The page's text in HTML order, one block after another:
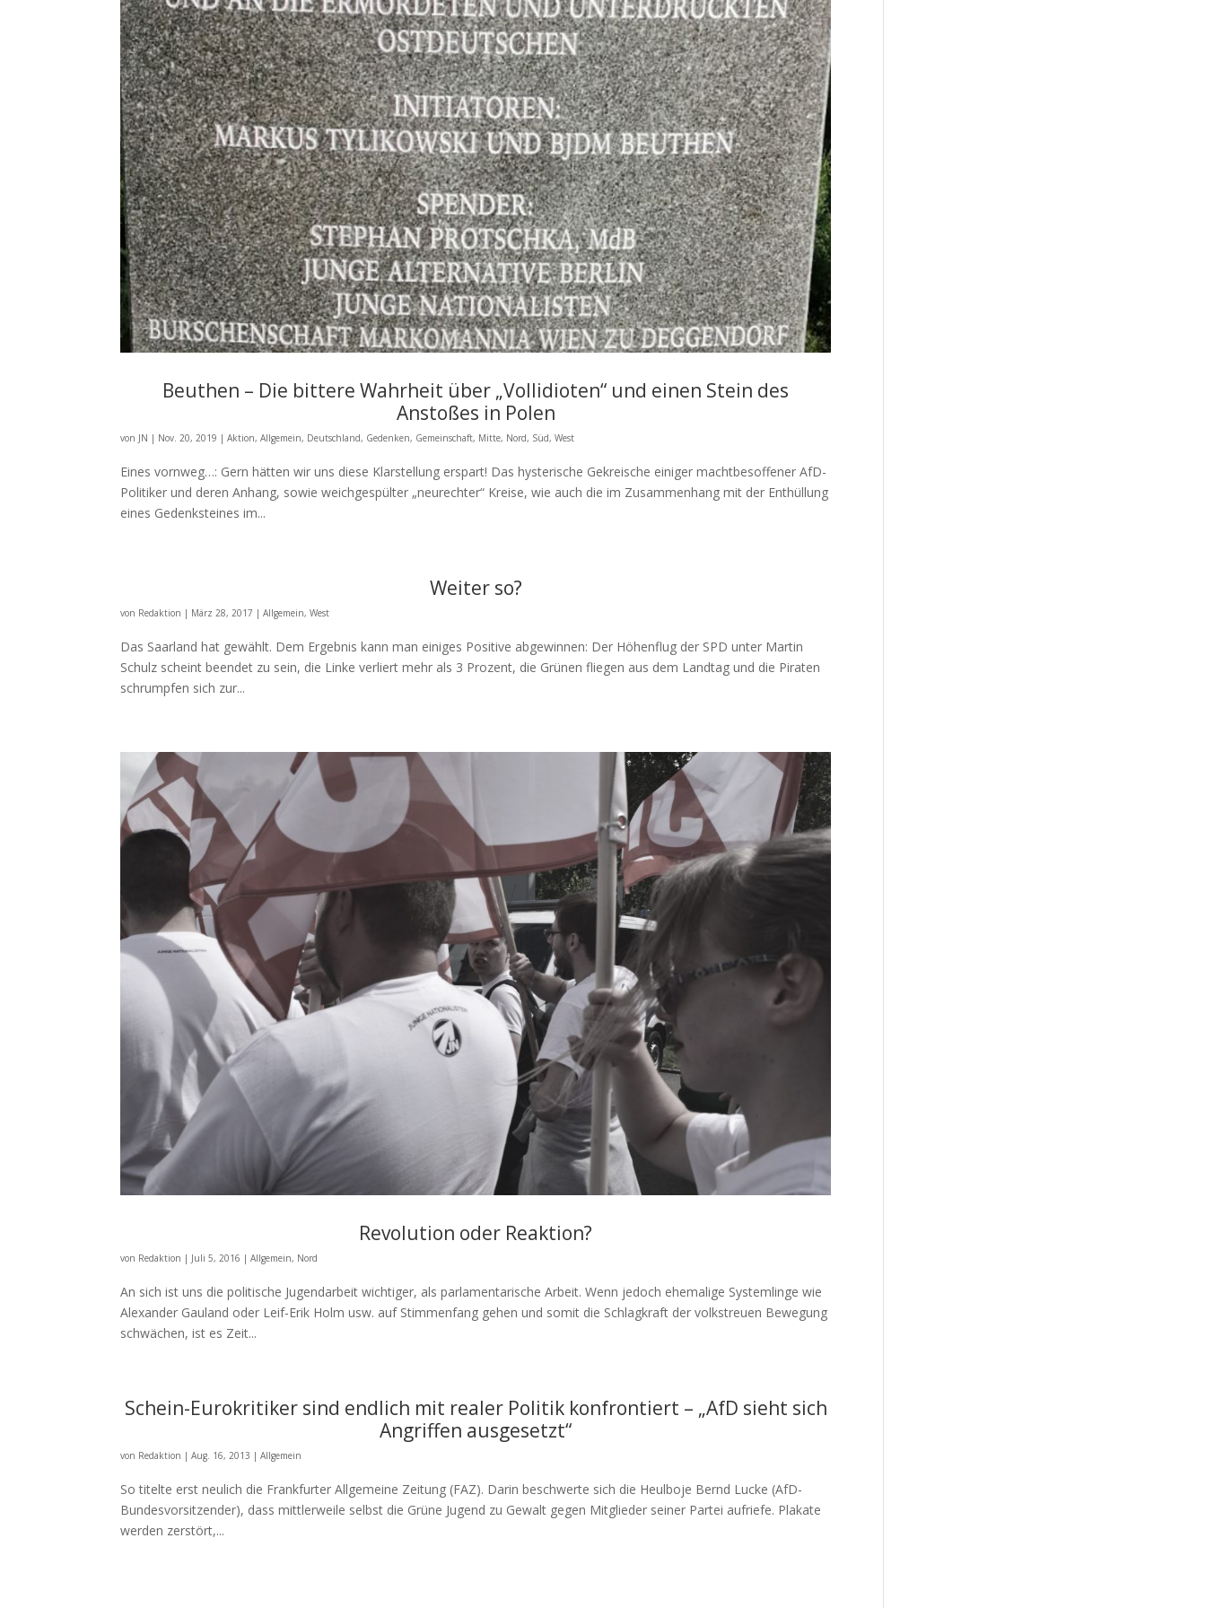
Beuthen – Die bittere Wahrheit über „Vollidioten“ und einen Stein des
Anstoßes in Polen
von JN | Nov. 20, 2019 |Aktion,Allgemein, Deutschland, Gedenken, Gemeinschaft, Mitte, Nord, Süd,West
Eines vornweg…: Gern hätten wir uns diese Klarstellung erspart! Das hysterische Gekreische einiger machtbesoffener AfD-
Politiker und deren Anhang, sowie weichgespülter „neurechter“ Kreise, wie auch die im Zusammenhang mit der Enthüllung
eines Gedenksteines im...
Weiter so?
von Redaktion | März 28, 2017 |Allgemein,West
Das Saarland hat gewählt. Dem Ergebnis kann man einiges Positive abgewinnen: Der Höhenflug der SPD unter Martin
Schulz scheint beendet zu sein, die Linke verliert mehr als 3 Prozent, die Grünen fliegen aus dem Landtag und die Piraten
schrumpfen sich zur...
Revolution oder Reaktion?
von Redaktion | Juli 5, 2016 |Allgemein, Nord
An sich ist uns die politische Jugendarbeit wichtiger, als parlamentarische Arbeit. Wenn jedoch ehemalige Systemlinge wie
Alexander Gauland oder Leif-Erik Holm usw. auf Stimmenfang gehen und somit die Schlagkraft der volkstreuen Bewegung
schwächen, ist es Zeit...
Schein-Eurokritiker sind endlich mit realer Politik konfrontiert – „AfD sieht sich
Angriffen ausgesetzt“
von Redaktion |Aug. 16, 2013 |Allgemein
So titelte erst neulich die Frankfurter Allgemeine Zeitung (FAZ). Darin beschwerte sich die Heulboje Bernd Lucke (AfD-
Bundesvorsitzender), dass mittlerweile selbst die Grüne Jugend zu Gewalt gegen Mitglieder seiner Partei aufriefe. Plakate
werden zerstört,...